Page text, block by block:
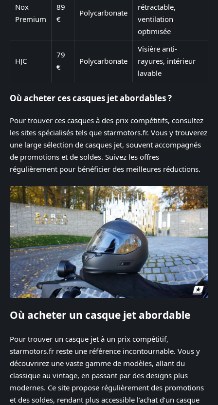
Nox
Premium
89
€
Polycarbonate
rétractable,
ventilation
optimisée
HJC
79
€
Polycarbonate
Visière anti-
rayures, intérieur
lavable
Où acheter ces casques jet abordables ?
Pour trouver ces casques à des prix compétitifs, consultez
les sites spécialisés tels que starmotors.fr. Vous y trouverez
une large sélection de casques jet, souvent accompagnés
de promotions et de soldes. Suivez les offres
régulièrement pour bénéficier des meilleures réductions.
Où acheter un casque jet abordable
Pour trouver un casque jet à un prix compétitif,
starmotors.fr reste une référence incontournable. Vous y
découvrirez une vaste gamme de modèles, allant du
classique au vintage, en passant par des designs plus
modernes. Ce site propose régulièrement des promotions
et des soldes, rendant plus accessible l’achat d’un casque